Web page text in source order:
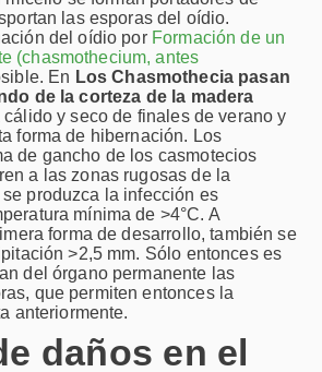
las esporas del oídio.
del oídio por Formación de un
(chasmothecium, antes
En Los Chasmothecia pasan
de la corteza de la madera
cálido y seco de finales de verano y
forma de hibernación. Los
de gancho de los casmotecios
a las zonas rugosas de la
produzca la infección es
mínima de >4°C. A
forma de desarrollo, también se
>2,5 mm. Sólo entonces es
del órgano permanente las
que permiten entonces la
anteriormente.
daños en el